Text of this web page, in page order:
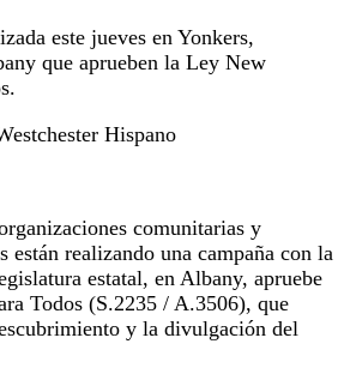
este jueves en Yonkers,
que aprueben la Ley New
Hispano
comunitarias y
están realizando una campaña con la
estatal, en Albany, apruebe
Todos (S.2235 / A.3506), que
y la divulgación del